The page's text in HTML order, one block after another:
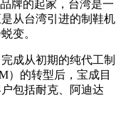
牌的起家，台湾是一
从台湾引进的制鞋机
变。
成从初期的纯代工制
）的转型后，宝成目
包括耐克、阿迪达